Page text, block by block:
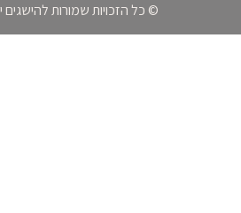
© כל הזכויות שמורות להישגים